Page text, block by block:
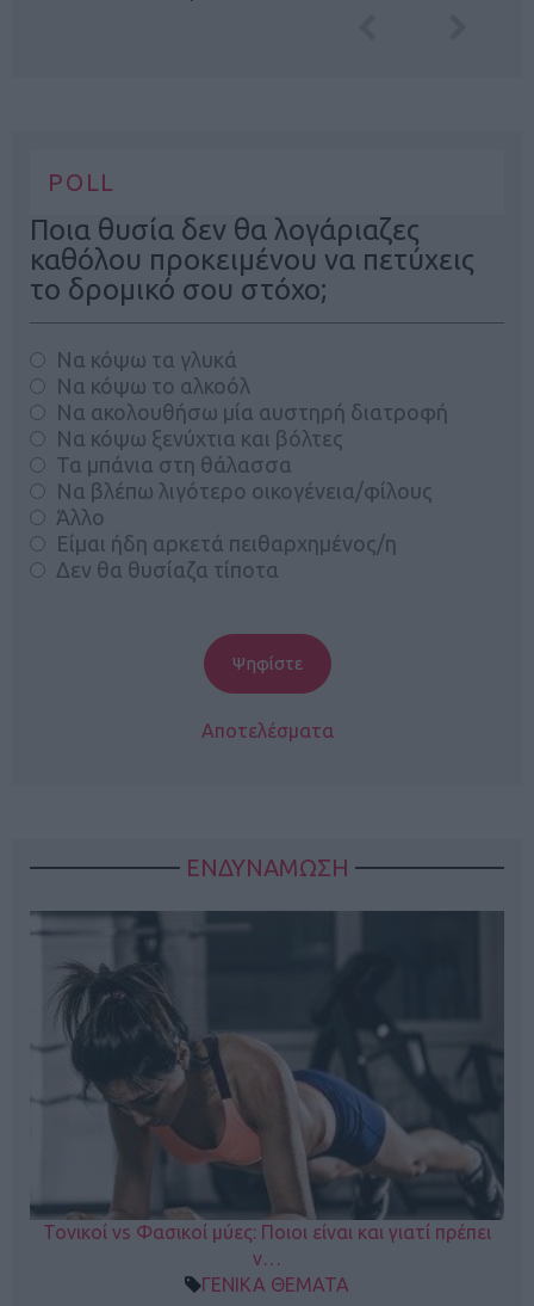
POLL
Ποια θυσία δεν θα λογάριαζες
καθόλου προκειμένου να πετύχεις
το δρομικό σου στόχο;
Να κόψω τα γλυκά
Να κόψω το αλκοόλ
Να ακολουθήσω μία αυστηρή διατροφή
Να κόψω ξενύχτια και βόλτες
Τα μπάνια στη θάλασσα
Να βλέπω λιγότερο οικογένεια/φίλους
Άλλο
Είμαι ήδη αρκετά πειθαρχημένος/η
Δεν θα θυσίαζα τίποτα
Αποτελέσματα
ΕΝΔΥΝΑΜΩΣΗ
Τονικοί vs Φασικοί μύες: Ποιοι είναι και γιατί πρέπει
ν…
ΓΕΝΙΚΑ ΘΕΜΑΤΑ